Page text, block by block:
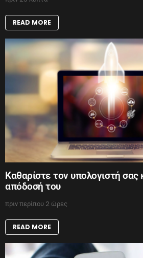
READ MORE
Καθαρίστε τον υπολογιστή σας
απόδοσή του
πριν περίπου 2 ώρες
READ MORE